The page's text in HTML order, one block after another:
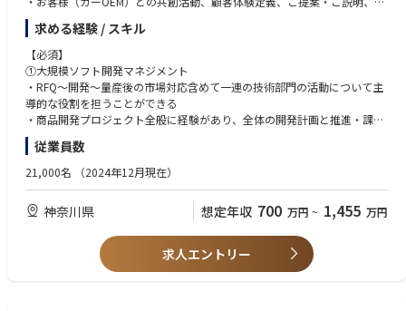
渉・報告、信頼関係構築を推進
・車載向けIVIやCDC車載機器に関する戦略構築、開発マネジメントリーダ
ー、「企画段階での仕様提案」、「受注推進活動」、「受注後の開発推
進」、「開発途上の仕様調整」
・顧客との密なコミュニケーションを通じ、要件分析を実施。自社の持つ
技術や最新トレンドの活用提案により新たな価値創造を推進
・目標品質・コスト・納期の達成に向けたプロジェクト（百名〜数百名以
ト推進して完遂
・関係者と円滑なコミュニケーションを取り、適切に課題解決していくこ
とで強固な関係性を構築
・若手やメンバーの人材育成、スキルアップ、組織の活性化や組織文化醸
成に貢献
●具体的な仕事内容
これまでのご経験やスキル、適性に応じて以下業務のいずれかをご担当い
求める経験 / スキル
【必須】
①大規模ソフト開発マネジメント
・RFQ〜開発〜量産後の市場対応含めて一連の技術部門の活動について主
導的な役割を担うことができる
・商品開発プロジェクト全般に経験があり、全体の開発計画と推進・課題
解決を遂行するスキル
・大規模開発商品の受注・開発推進において主に技術系の業務全般につい
て適切な指揮ができる
②SEリーダー
・OEMが実現したい提供価値に対して、構想力と共感力を持って立案と提
案、推進できるスキル
・顧客窓口代表として折衝、交渉、推進に当たれる
従業員数
21,000名 （2024年12月現在）
神奈川県 想定年収 700 万円 ~ 1,455 万円
求人エントリー